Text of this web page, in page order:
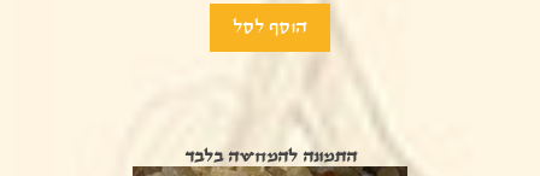
התמונה להמחשה בלבד